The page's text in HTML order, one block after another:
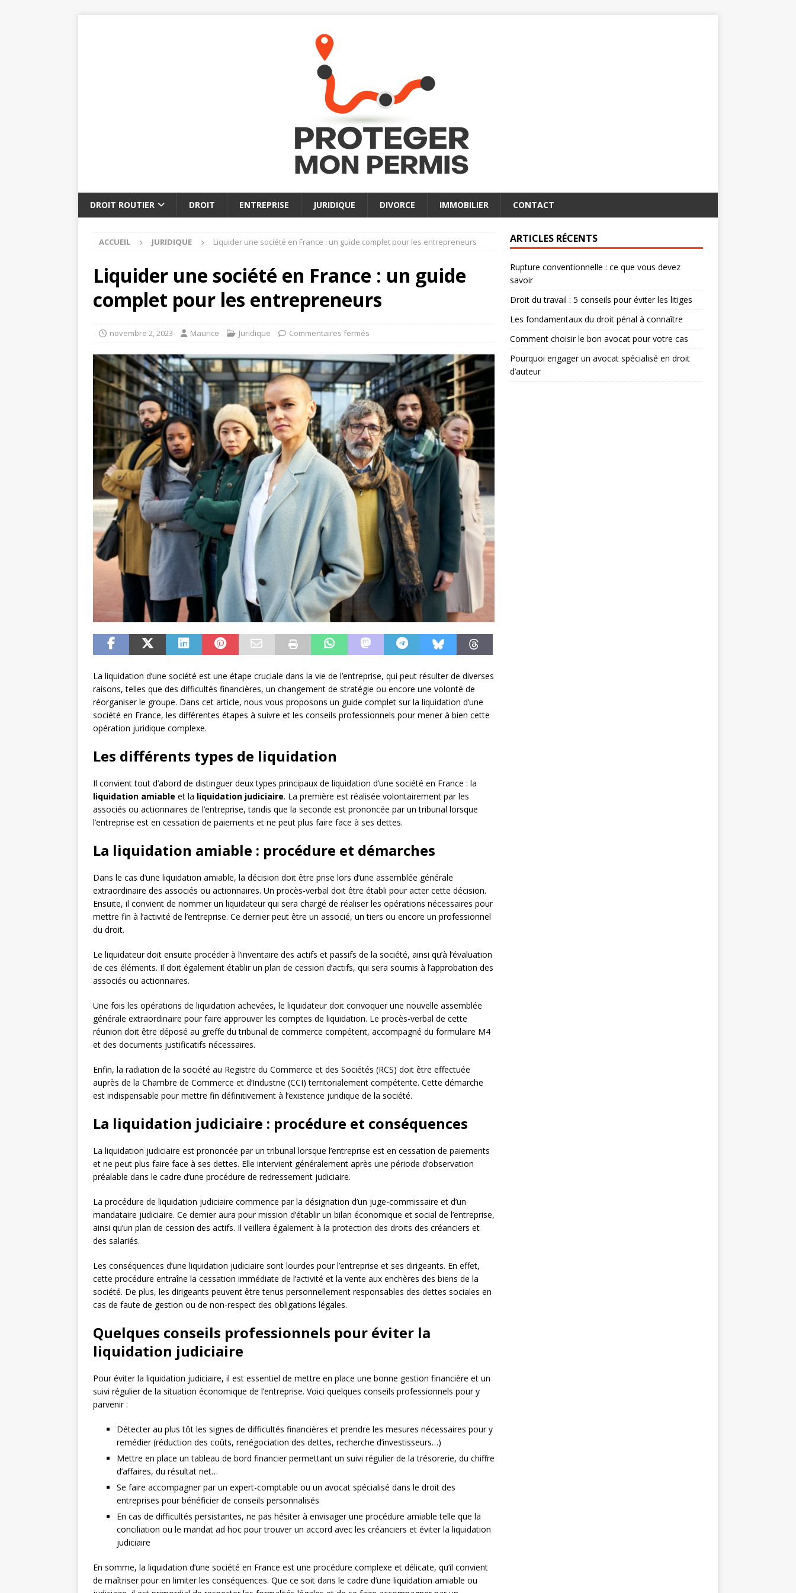
DROIT ROUTIER DROIT ENTREPRISE JURIDIQUE DIVORCE IMMOBILIER CONTACT
ACCUEIL JURIDIQUE Liquider une société en France : un guide complet pour les entrepreneurs
Liquider une société en France : un guide
complet pour les entrepreneurs
novembre 2, 2023 Maurice Juridique Commentaires fermés
La liquidation d’une société est une étape cruciale dans la vie de l’entreprise, qui peut résulter de diverses
raisons, telles que des difficultés financières, un changement de stratégie ou encore une volonté de
réorganiser le groupe. Dans cet article, nous vous proposons un guide complet sur la liquidation d’une
société en France, les différentes étapes à suivre et les conseils professionnels pour mener à bien cette
opération juridique complexe.
Les différents types de liquidation
Il convient tout d’abord de distinguer deux types principaux de liquidation d’une société en France : la
liquidation amiable et la liquidation judiciaire. La première est réalisée volontairement par les
associés ou actionnaires de l’entreprise, tandis que la seconde est prononcée par un tribunal lorsque
l’entreprise est en cessation de paiements et ne peut plus faire face à ses dettes.
La liquidation amiable : procédure et démarches
Dans le cas d’une liquidation amiable, la décision doit être prise lors d’une assemblée générale
extraordinaire des associés ou actionnaires. Un procès-verbal doit être établi pour acter cette décision.
Ensuite, il convient de nommer un liquidateur qui sera chargé de réaliser les opérations nécessaires pour
mettre fin à l’activité de l’entreprise. Ce dernier peut être un associé, un tiers ou encore un professionnel
du droit.
Le liquidateur doit ensuite procéder à l’inventaire des actifs et passifs de la société, ainsi qu’à l’évaluation
de ces éléments. Il doit également établir un plan de cession d’actifs, qui sera soumis à l’approbation des
associés ou actionnaires.
Une fois les opérations de liquidation achevées, le liquidateur doit convoquer une nouvelle assemblée
générale extraordinaire pour faire approuver les comptes de liquidation. Le procès-verbal de cette
réunion doit être déposé au greffe du tribunal de commerce compétent, accompagné du formulaire M4
et des documents justificatifs nécessaires.
Enfin, la radiation de la société au Registre du Commerce et des Sociétés (RCS) doit être effectuée
auprès de la Chambre de Commerce et d’Industrie (CCI) territorialement compétente. Cette démarche
est indispensable pour mettre fin définitivement à l’existence juridique de la société.
La liquidation judiciaire : procédure et conséquences
La liquidation judiciaire est prononcée par un tribunal lorsque l’entreprise est en cessation de paiements
et ne peut plus faire face à ses dettes. Elle intervient généralement après une période d’observation
préalable dans le cadre d’une procédure de redressement judiciaire.
La procédure de liquidation judiciaire commence par la désignation d’un juge-commissaire et d’un
mandataire judiciaire. Ce dernier aura pour mission d’établir un bilan économique et social de l’entreprise,
ainsi qu’un plan de cession des actifs. Il veillera également à la protection des droits des créanciers et
des salariés.
Les conséquences d’une liquidation judiciaire sont lourdes pour l’entreprise et ses dirigeants. En effet,
cette procédure entraîne la cessation immédiate de l’activité et la vente aux enchères des biens de la
société. De plus, les dirigeants peuvent être tenus personnellement responsables des dettes sociales en
cas de faute de gestion ou de non-respect des obligations légales.
Quelques conseils professionnels pour éviter la
liquidation judiciaire
Pour éviter la liquidation judiciaire, il est essentiel de mettre en place une bonne gestion financière et un
suivi régulier de la situation économique de l’entreprise. Voici quelques conseils professionnels pour y
parvenir :
Détecter au plus tôt les signes de difficultés financières et prendre les mesures nécessaires pour y
remédier (réduction des coûts, renégociation des dettes, recherche d’investisseurs…)
Mettre en place un tableau de bord financier permettant un suivi régulier de la trésorerie, du chiffre
d’affaires, du résultat net…
Se faire accompagner par un expert-comptable ou un avocat spécialisé dans le droit des
entreprises pour bénéficier de conseils personnalisés
En cas de difficultés persistantes, ne pas hésiter à envisager une procédure amiable telle que la
conciliation ou le mandat ad hoc pour trouver un accord avec les créanciers et éviter la liquidation
judiciaire
En somme, la liquidation d’une société en France est une procédure complexe et délicate, qu’il convient
de maîtriser pour en limiter les conséquences. Que ce soit dans le cadre d’une liquidation amiable ou
ARTICLES RÉCENTS
Rupture conventionnelle : ce que vous devez
savoir
Droit du travail : 5 conseils pour éviter les litiges
Les fondamentaux du droit pénal à connaître
Comment choisir le bon avocat pour votre cas
Pourquoi engager un avocat spécialisé en droit
d’auteur